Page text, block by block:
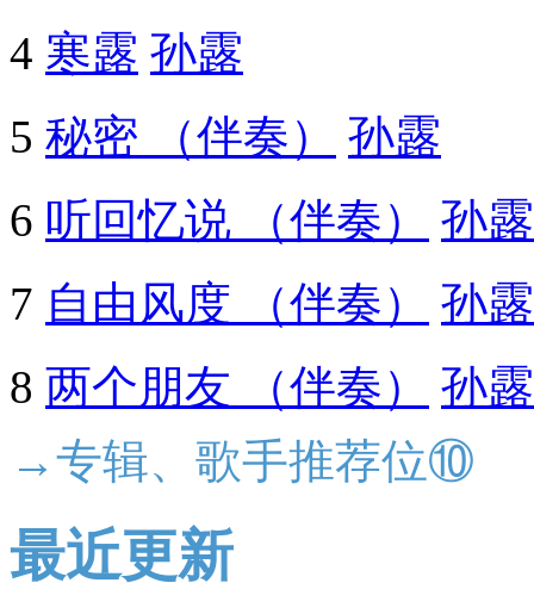
4 寒露 孙露
5 秘密 （伴奏）
孙露
6 听回忆说 （伴奏）
孙露
7 自由风度 （伴奏）
孙露
8 两个朋友 （伴奏）
孙露
→专辑、歌手推荐位⑩
最近更新